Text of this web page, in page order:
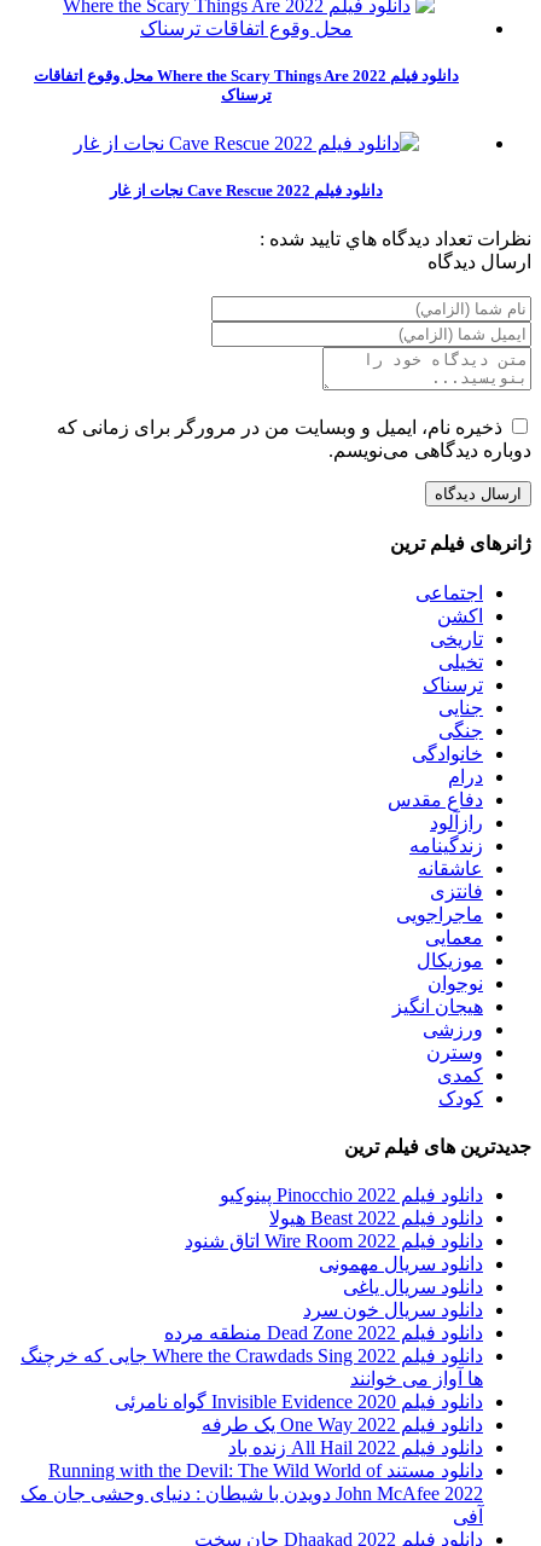
دانلود فیلم Where the Scary Things Are 2022 محل وقوع اتفاقات
ترسناک
دانلود فیلم Cave Rescue 2022 نجات از غار
نظرات تعداد ديدگاه هاي تاييد شده :
ارسال ديدگاه
ذخیره نام، ایمیل و وبسایت من در مرورگر برای زمانی که
دوباره دیدگاهی می‌نویسم.
ژانرهای فیلم ترین
اجتماعی
اکشن
تاریخی
تخیلی
ترسناک
جنایی
جنگی
خانوادگی
درام
دفاع مقدس
رازآلود
زندگینامه
عاشقانه
فانتزی
ماجراجویی
معمایی
موزیکال
نوجوان
هیجان انگیز
ورزشی
وسترن
کمدی
کودک
جدیدترین های فیلم ترین
دانلود فیلم Pinocchio 2022 پینوکیو
دانلود فیلم Beast 2022 هیولا
دانلود فیلم Wire Room 2022 اتاق شنود
دانلود سریال مهمونی
دانلود سریال یاغی
دانلود سریال خون سرد
دانلود فیلم 2022 Dead Zone منطقه مرده
دانلود فیلم Where the Crawdads Sing 2022 جایی که خرچنگ
ها آواز می خوانند
دانلود فیلم 2020 Invisible Evidence گواه نامرئی
دانلود فیلم One Way 2022 یک طرفه
دانلود فیلم All Hail 2022 زنده باد
دانلود مستند Running with the Devil: The Wild World of
John McAfee 2022 دویدن با شیطان : دنیای وحشی جان مک
آفی
دانلود فیلم Dhaakad 2022 جان سخت